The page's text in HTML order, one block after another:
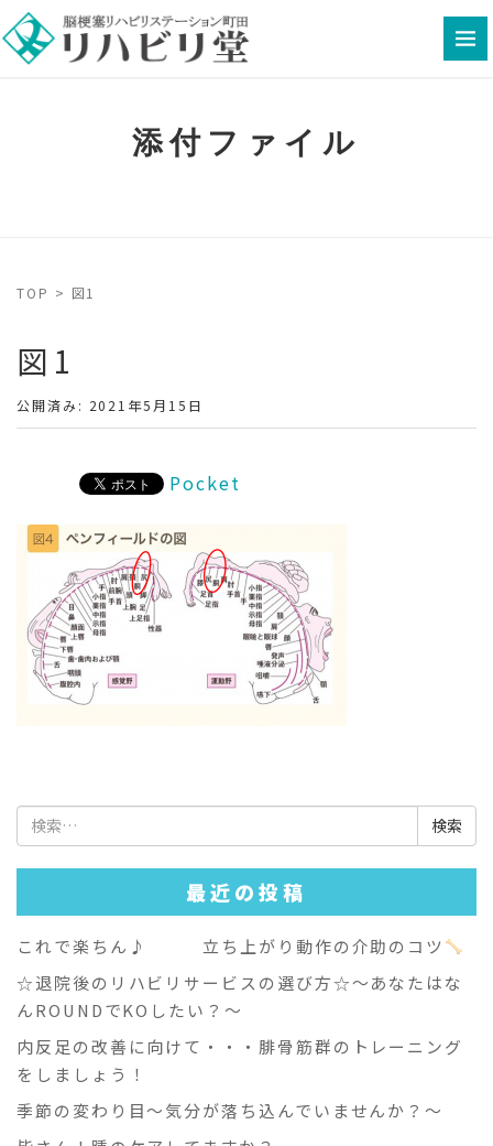
添付ファイル
TOP > 図1
図1
公開済み: 2021年5月15日
Pocket
検
索:
最近の投稿
これで楽ちん♪ 立ち上がり動作の介助のコツ
☆退院後のリハビリサービスの選び方☆～あなたはな
んROUNDでKOしたい？～
内反足の改善に向けて・・・腓骨筋群のトレーニング
をしましょう！
季節の変わり目～気分が落ち込んでいませんか？～